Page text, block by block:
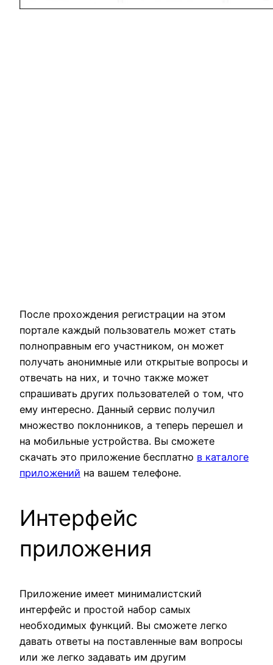
После прохождения регистрации на этом
портале каждый пользователь может стать
полноправным его участником, он может
получать анонимные или открытые вопросы и
отвечать на них, и точно также может
спрашивать других пользователей о том, что
ему интересно. Данный сервис получил
множество поклонников, а теперь перешел и
на мобильные устройства. Вы сможете
скачать это приложение бесплатно в каталоге
приложений на вашем телефоне.
Интерфейс
приложения
Приложение имеет минималистский
интерфейс и простой набор самых
необходимых функций. Вы сможете легко
давать ответы на поставленные вам вопросы
или же легко задавать им другим